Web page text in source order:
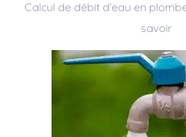
Calcul de débit d’eau en
savoir